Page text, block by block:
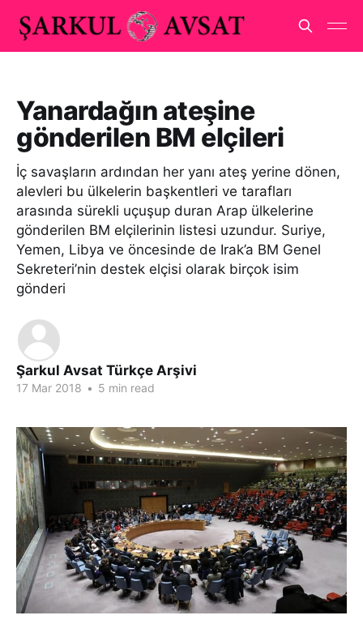
Yanardağın ateşine
gönderilen BM elçileri
İç savaşların ardından her yanı ateş yerine dönen,
alevleri bu ülkelerin başkentleri ve tarafları
arasında sürekli uçuşup duran Arap ülkelerine
gönderilen BM elçilerinin listesi uzundur. Suriye,
Yemen, Libya ve öncesinde de Irak’a BM Genel
Sekreteri’nin destek elçisi olarak birçok isim
gönderi
Şarkul Avsat Türkçe Arşivi
17 Mar 2018 • 5 min read